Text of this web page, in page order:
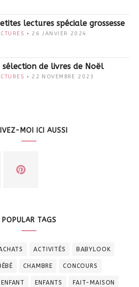
lectures spéciale grossesse
26 JANVIER 2024
sélection de livres de Noël
22 NOVEMBRE 2023
MOI ICI AUSSI
POPULAR TAGS
ACTIVITÉS BABYLOOK
CHAMBRE CONCOURS
ENFANT ENFANTS FAIT-MAISON